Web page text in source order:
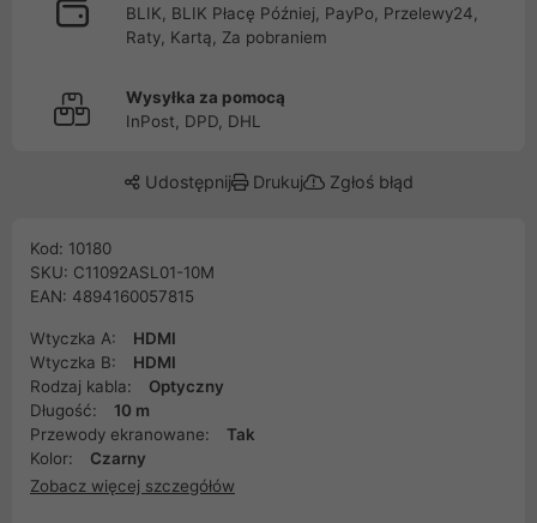
BLIK, BLIK Płacę Później, PayPo, Przelewy24,
Raty, Kartą, Za pobraniem
Wysyłka za pomocą
InPost, DPD, DHL
Udostępnij Drukuj Zgłoś błąd
Kod: 10180
SKU: C11092ASL01-10M
EAN: 4894160057815
Wtyczka A:
HDMI
Wtyczka B:
HDMI
Rodzaj kabla:
Optyczny
Długość:
10 m
Przewody ekranowane:
Tak
Kolor:
Czarny
Zobacz więcej szczegółów